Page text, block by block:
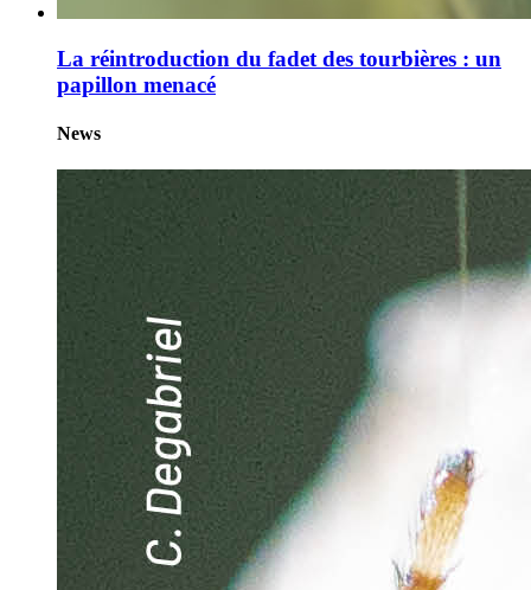
La réintroduction du fadet des tourbières : un
papillon menacé
News